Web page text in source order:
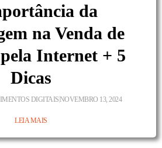
da
na Venda de
Internet + 5
Dicas
DIGITAISNOVEMBRO 13, 2024
LEIA MAIS